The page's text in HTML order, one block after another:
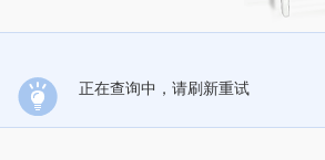
正在查询中，请刷新重试